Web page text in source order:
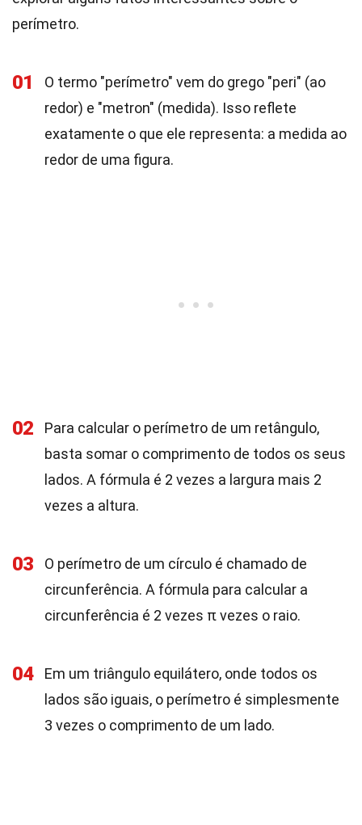
perímetro.
01
O termo "perímetro" vem do grego "peri" (ao
redor) e "metron" (medida). Isso reflete
exatamente o que ele representa: a medida ao
redor de uma figura.
02
Para calcular o perímetro de um retângulo,
basta somar o comprimento de todos os seus
lados. A fórmula é 2 vezes a largura mais 2
vezes a altura.
03
O perímetro de um círculo é chamado de
circunferência. A fórmula para calcular a
circunferência é 2 vezes π vezes o raio.
04
Em um triângulo equilátero, onde todos os
lados são iguais, o perímetro é simplesmente
3 vezes o comprimento de um lado.